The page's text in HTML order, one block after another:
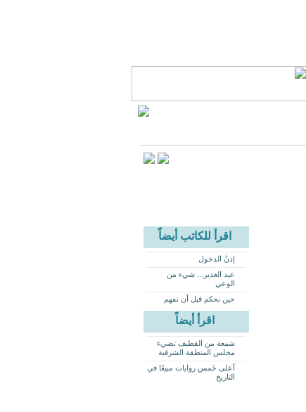
اقرأ للكاتب أيضاً
إذنُ الدخول
عيد الغدير... شيء من
الوعي
حين نحكم قبل أن نفهم
اقرأ أيضاً
شمعة من القطيف تضيء
مجلس المنطقة الشرقية
أعلى خَمس روايات مبيعًا في
التاريخ